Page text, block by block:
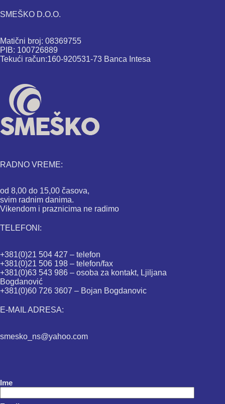
SMEŠKO D.O.O.
Matični broj: 08369755
PIB: 100726889
Tekući račun:160-920531-73 Banca Intesa
RADNO VREME:
od 8,00 do 15,00 časova,
svim radnim danima.
Vikendom i praznicima ne radimo
TELEFONI:
+381(0)21 504 427 – telefon
+381(0)21 506 198 – telefon/fax
+381(0)63 543 986 – osoba za kontakt, Ljiljana
Bogdanović
+381(0)60 726 3607 – Bojan Bogdanovic
E-MAIL ADRESA:
smesko_ns@yahoo.com
Ime